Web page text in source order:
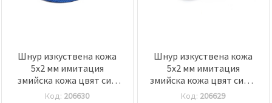
Шнур изкуствена кожа
5x2 мм имитация
змийска кожа цвят син
-1.20 метра
Код: 206630
Шнур изкуствена кожа
5x2 мм имитация
змийска кожа цвят син и
сребро -1.20 метра
Код: 206629